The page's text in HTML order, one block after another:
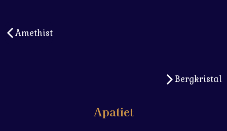
Amethist
Bergkristal
Apatiet